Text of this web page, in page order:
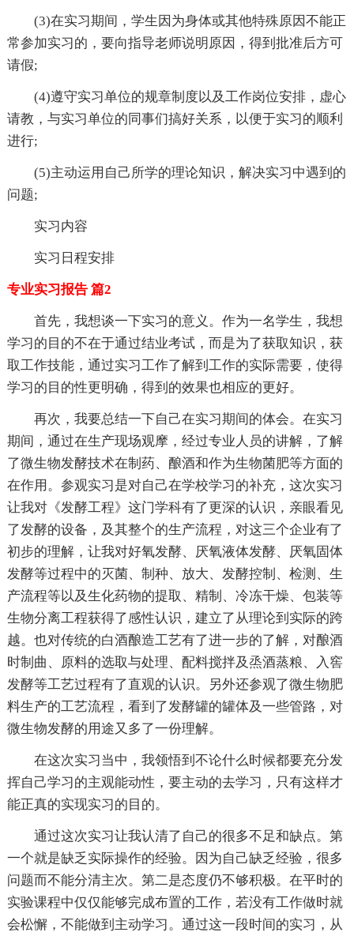
(3)在实习期间，学生因为身体或其他特殊原因不能正
常参加实习的，要向指导老师说明原因，得到批准后方可
请假;
(4)遵守实习单位的规章制度以及工作岗位安排，虚心
请教，与实习单位的同事们搞好关系，以便于实习的顺利
进行;
(5)主动运用自己所学的理论知识，解决实习中遇到的
问题;
实习内容
实习日程安排
专业实习报告 篇2
首先，我想谈一下实习的意义。作为一名学生，我想
学习的目的不在于通过结业考试，而是为了获取知识，获
取工作技能，通过实习工作了解到工作的实际需要，使得
学习的目的性更明确，得到的效果也相应的更好。
再次，我要总结一下自己在实习期间的体会。在实习
期间，通过在生产现场观摩，经过专业人员的讲解，了解
了微生物发酵技术在制药、酿酒和作为生物菌肥等方面的
在作用。参观实习是对自己在学校学习的补充，这次实习
让我对《发酵工程》这门学科有了更深的认识，亲眼看见
了发酵的设备，及其整个的生产流程，对这三个企业有了
初步的理解，让我对好氧发酵、厌氧液体发酵、厌氧固体
发酵等过程中的灭菌、制种、放大、发酵控制、检测、生
产流程等以及生化药物的提取、精制、冷冻干燥、包装等
生物分离工程获得了感性认识，建立了从理论到实际的跨
越。也对传统的白酒酿造工艺有了进一步的了解，对酿酒
时制曲、原料的选取与处理、配料搅拌及烝酒蒸粮、入窖
发酵等工艺过程有了直观的认识。另外还参观了微生物肥
料生产的工艺流程，看到了发酵罐的罐体及一些管路，对
微生物发酵的用途又多了一份理解。
在这次实习当中，我领悟到不论什么时候都要充分发
挥自己学习的主观能动性，要主动的去学习，只有这样才
能正真的实现实习的目的。
通过这次实习让我认清了自己的很多不足和缺点。第
一个就是缺乏实际操作的经验。因为自己缺乏经验，很多
问题而不能分清主次。第二是态度仍不够积极。在平时的
实验课程中仅仅能够完成布置的工作，若没有工作做时就
会松懈，不能做到主动学习。通过这一段时间的实习，从